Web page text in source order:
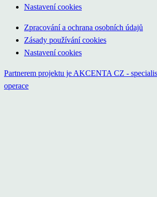
Nastavení cookies
Zpracování a ochrana osobních údajů
Zásady používání cookies
Nastavení cookies
Partnerem projektu je AKCENTA CZ -
operace